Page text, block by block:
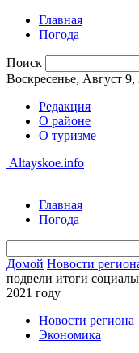
Главная
Погода
Поиск
Воскресенье, Август 9,
Редакция
О районе
О туризме
Altayskoe.info
Главная
Погода
Домой Новости
подвели итоги
2021 году
Новости региона
Экономика